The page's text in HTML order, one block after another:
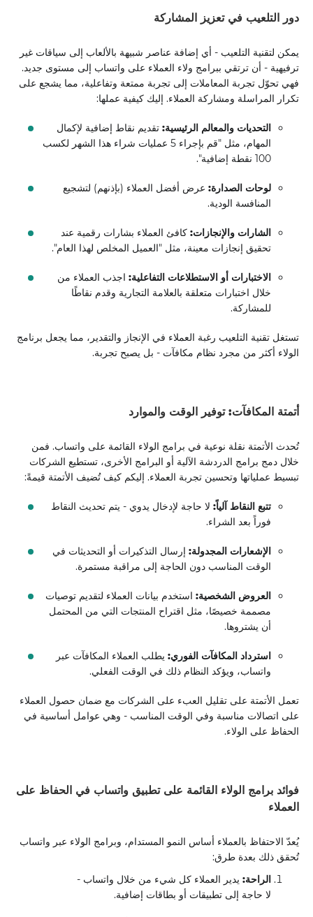
دور التلعيب في تعزيز المشاركة
يمكن لتقنية التلعيب - أي إضافة عناصر شبيهة بالألعاب إلى سياقات غير
ترفيهية - أن ترتقي ببرامج ولاء العملاء على واتساب إلى مستوى جديد.
فهي تحوّل تجربة المعاملات إلى تجربة ممتعة وتفاعلية، مما يشجع على
تكرار المراسلة ومشاركة العملاء. إليك كيفية عملها:
التحديات والمعالم الرئيسية: تقديم نقاط إضافية لإكمال
المهام، مثل "قم بإجراء 5 عمليات شراء هذا الشهر لكسب
100 نقطة إضافية".
لوحات الصدارة: عرض أفضل العملاء (بإذنهم) لتشجيع
المنافسة الودية.
الشارات والإنجازات: كافئ العملاء بشارات رقمية عند
تحقيق إنجازات معينة، مثل "العميل المخلص لهذا العام".
الاختبارات أو الاستطلاعات التفاعلية: اجذب العملاء من
خلال اختبارات متعلقة بالعلامة التجارية وقدم نقاطًا
للمشاركة.
تستغل تقنية التلعيب رغبة العملاء في الإنجاز والتقدير، مما يجعل برنامج
الولاء أكثر من مجرد نظام مكافآت - بل يصبح تجربة.
أتمتة المكافآت: توفير الوقت والموارد
تُحدث الأتمتة نقلة نوعية في برامج الولاء القائمة على واتساب. فمن
خلال دمج برامج الدردشة الآلية أو البرامج الأخرى، تستطيع الشركات
تبسيط عملياتها وتحسين تجربة العملاء. إليكم كيف تُضيف الأتمتة قيمةً:
تتبع النقاط آلياً: لا حاجة لإدخال يدوي - يتم تحديث النقاط
فوراً بعد الشراء.
الإشعارات المجدولة: إرسال التذكيرات أو التحديثات في
الوقت المناسب دون الحاجة إلى مراقبة مستمرة.
العروض الشخصية: استخدم بيانات العملاء لتقديم توصيات
مصممة خصيصًا، مثل اقتراح المنتجات التي من المحتمل
أن يشتروها.
استرداد المكافآت الفوري: يطلب العملاء المكافآت عبر
واتساب، ويؤكد النظام ذلك في الوقت الفعلي.
تعمل الأتمتة على تقليل العبء على الشركات مع ضمان حصول العملاء
على اتصالات مناسبة وفي الوقت المناسب - وهي عوامل أساسية في
الحفاظ على الولاء.
فوائد برامج الولاء القائمة على تطبيق واتساب في الحفاظ على
العملاء
يُعدّ الاحتفاظ بالعملاء أساس النمو المستدام، وبرامج الولاء عبر واتساب
تُحقق ذلك بعدة طرق:
الراحة: يدير العملاء كل شيء من خلال واتساب -
لا حاجة إلى تطبيقات أو بطاقات إضافية.